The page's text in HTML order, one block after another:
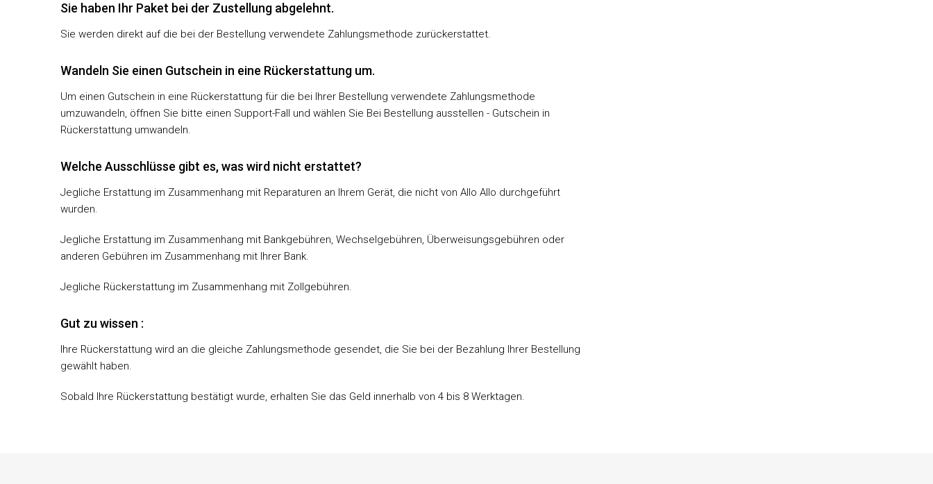
Sie haben Ihr Paket bei der Zustellung abgelehnt.
Sie werden direkt auf die bei der Bestellung verwendete Zahlungsmethode zurückerstattet.
Wandeln Sie einen Gutschein in eine Rückerstattung um.
Um einen Gutschein in eine Rückerstattung für die bei Ihrer Bestellung verwendete Zahlungsmethode
umzuwandeln, öffnen Sie bitte einen Support-Fall und wählen Sie Bei Bestellung ausstellen - Gutschein in
Rückerstattung umwandeln.
Welche Ausschlüsse gibt es, was wird nicht erstattet?
Jegliche Erstattung im Zusammenhang mit Reparaturen an Ihrem Gerät, die nicht von Allo Allo durchgeführt
wurden.
Jegliche Erstattung im Zusammenhang mit Bankgebühren, Wechselgebühren, Überweisungsgebühren oder
anderen Gebühren im Zusammenhang mit Ihrer Bank.
Jegliche Rückerstattung im Zusammenhang mit Zollgebühren.
Gut zu wissen :
Ihre Rückerstattung wird an die gleiche Zahlungsmethode gesendet, die Sie bei der Bezahlung Ihrer Bestellung
gewählt haben.
Sobald Ihre Rückerstattung bestätigt wurde, erhalten Sie das Geld innerhalb von 4 bis 8 Werktagen.